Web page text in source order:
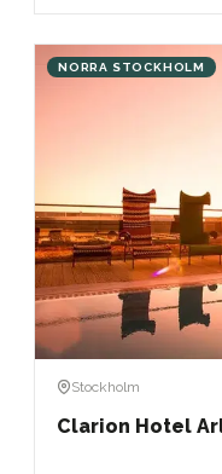
NORRA STOCKHOLM
Stockholm
Clarion Hotel